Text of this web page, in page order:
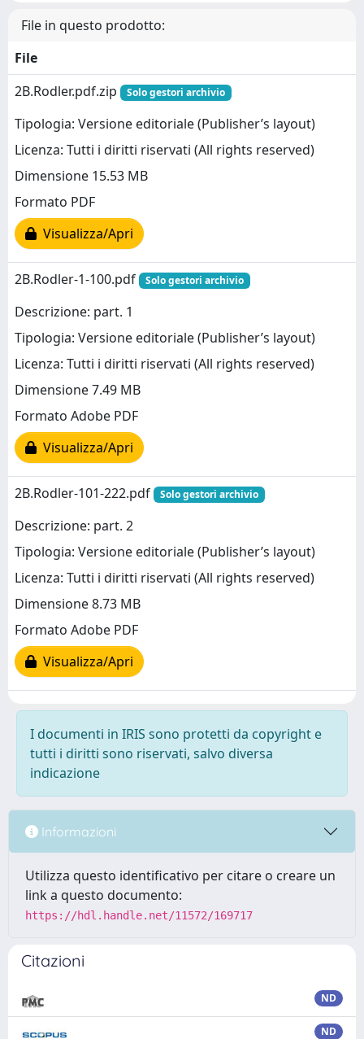
File in questo prodotto:
File
2B.Rodler.pdf.zip
Solo gestori archivio
Tipologia: Versione editoriale (Publisher’s layout)
Licenza: Tutti i diritti riservati (All rights reserved)
Dimensione 15.53 MB
Formato PDF
Visualizza/Apri
2B.Rodler-1-100.pdf Solo gestori archivio
Descrizione: part. 1
Tipologia: Versione editoriale (Publisher’s layout)
Licenza: Tutti i diritti riservati (All rights reserved)
Dimensione 7.49 MB
Formato Adobe PDF
Visualizza/Apri
2B.Rodler-101-222.pdf Solo gestori archivio
Descrizione: part. 2
Tipologia: Versione editoriale (Publisher’s layout)
Licenza: Tutti i diritti riservati (All rights reserved)
Dimensione 8.73 MB
Formato Adobe PDF
Visualizza/Apri
I documenti in IRIS sono protetti da copyright e
tutti i diritti sono riservati, salvo diversa
indicazione
Informazioni
Utilizza questo identificativo per citare o creare un
link a questo documento:
https://hdl.handle.net/11572/169717
Citazioni
ND
ND